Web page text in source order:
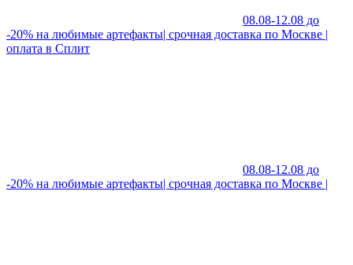
08.08-12.08 до
-20% на любимые артефакты| срочная доставка по Москве |
оплата в Сплит
08.08-12.08 до
-20% на любимые артефакты| срочная доставка по Москве |